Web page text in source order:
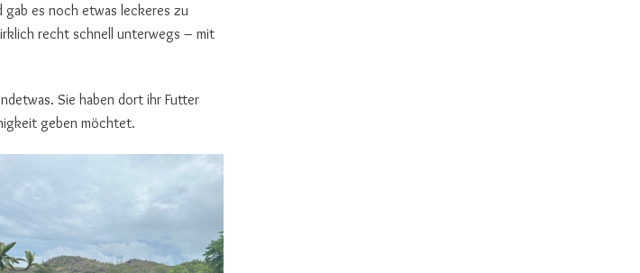
es noch etwas leckeres zu
recht schnell unterwegs – mit
Sie haben dort ihr Futter
geben möchtet.